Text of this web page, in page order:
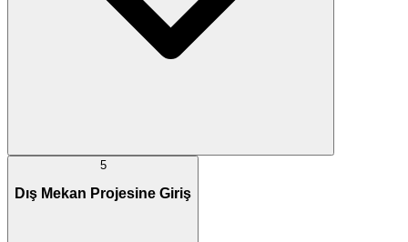
5
Dış Mekan Projesine Giriş